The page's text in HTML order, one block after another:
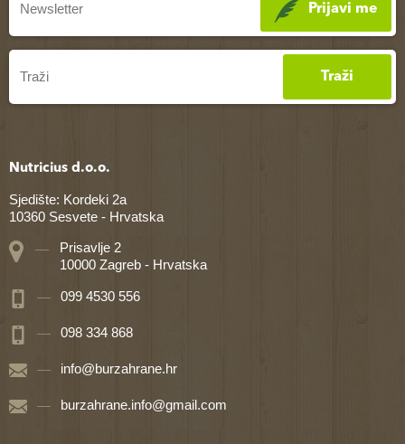
Prijavi me
Traži
Nutricius d.o.o.
Sjedište: Kordeki 2a
10360 Sesvete - Hrvatska
Prisavlje 2
10000 Zagreb - Hrvatska
099 4530 556
098 334 868
info@burzahrane.hr
burzahrane.info@gmail.com